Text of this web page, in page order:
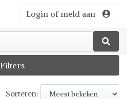
Login of meld aan
Filters
Sorteren: